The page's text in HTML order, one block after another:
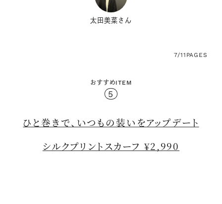
太田美菜さん
7/11 PAGES
おすすめITEM
5
ひと巻きで、いつもの装いをアップデート
シルクプリントスカーフ ¥2,990